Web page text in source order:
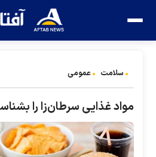
سلامت عمومی
مواد غذایی سرطان‌زا را